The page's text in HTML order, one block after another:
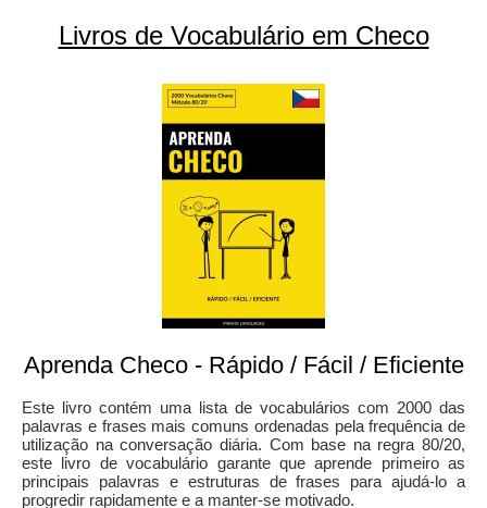
Livros de Vocabulário em Checo
Aprenda Checo - Rápido / Fácil / Eficiente
Este livro contém uma lista de vocabulários com 2000 das
palavras e frases mais comuns ordenadas pela frequência de
utilização na conversação diária. Com base na regra 80/20,
este livro de vocabulário garante que aprende primeiro as
principais palavras e estruturas de frases para ajudá-lo a
progredir rapidamente e a manter-se motivado.